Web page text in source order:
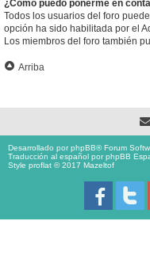
¿Cómo puedo ponerme en
Todos los usuarios del foro
opción ha sido habilitada por el
Los miembros del foro también
Arriba
Desarrollado porphpBB® Forum
Traducción al español porphpBB
Style proflat © 2017 Mazeltof